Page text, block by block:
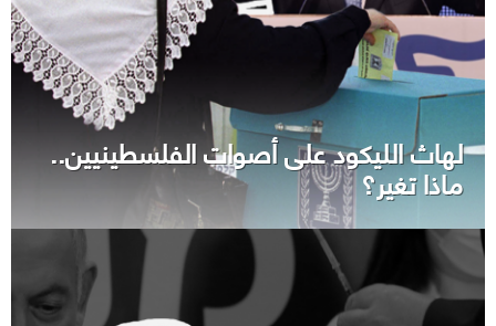
لهاث الليكود على أصوات الفلسطينيين..
ماذا تغير؟